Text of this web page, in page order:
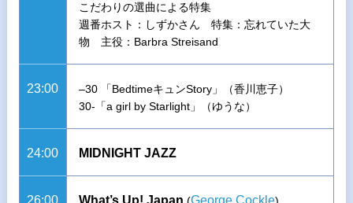
こだわりの選曲による特集
週番ホスト：しずかさん 特集：忘れていた大
物 主役：Barbra Streisand
23:00
–30 「BedtimeキュンStory」（香川恵子）
30-「a girl by Starlight」（ゆうな）
24:00 MIDNIGHT JAZZ
26:00 What’s Up! Japan George Cockle